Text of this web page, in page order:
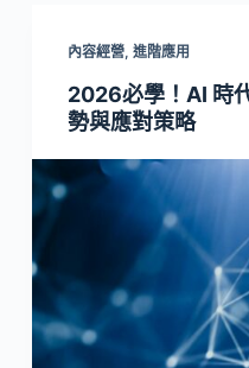
內容經營, 進階應用
2026必學！AI 時
勢與應對策略